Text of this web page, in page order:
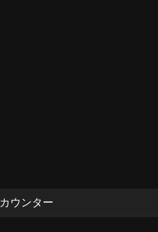
カウンター